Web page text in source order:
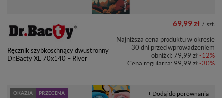
Ręcznik szybkoschnący dwustronny
Dr.Bacty XL 70x140 – River
69,99 zł / szt.
Najniższa cena produktu w okresie
30 dni przed wprowadzeniem
obniżki:79,99 zł-12%
Cena regularna:99,99 zł-30%
OKAZJA PRZECENA + Dodaj do porównania